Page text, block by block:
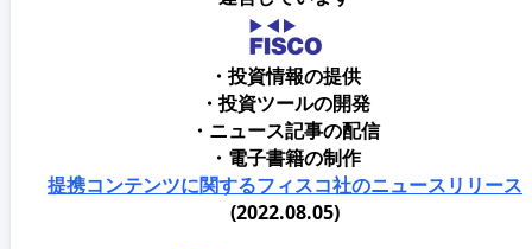
・投資情報の提供
・投資ツールの開発
・ニュース記事の配信
・電子書籍の制作
提携コンテンツに関するフィスコ社のニュースリリース
(2022.08.05)